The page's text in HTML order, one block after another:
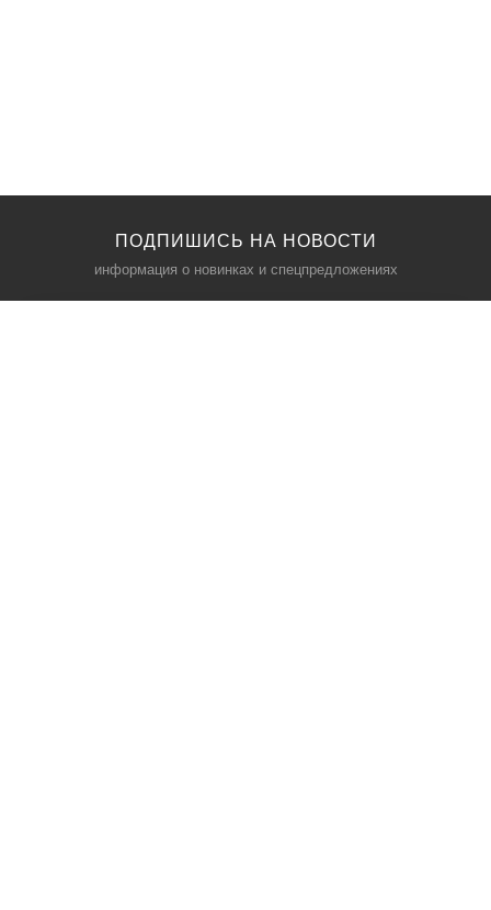
ПОДПИШИСЬ НА НОВОСТИ
информация о новинках и спецпредложениях